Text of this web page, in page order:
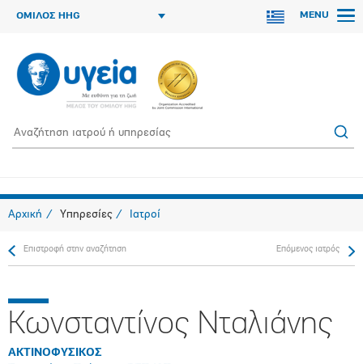
ΟΜΙΛΟΣ HHG MENU
Αρχική Υπηρεσίες Ιατροί
Επιστροφή στην αναζήτηση Επόμενος ιατρός
Κωνσταντίνος Νταλιάνης
ΑΚΤΙΝΟΦΥΣΙΚΟΣ